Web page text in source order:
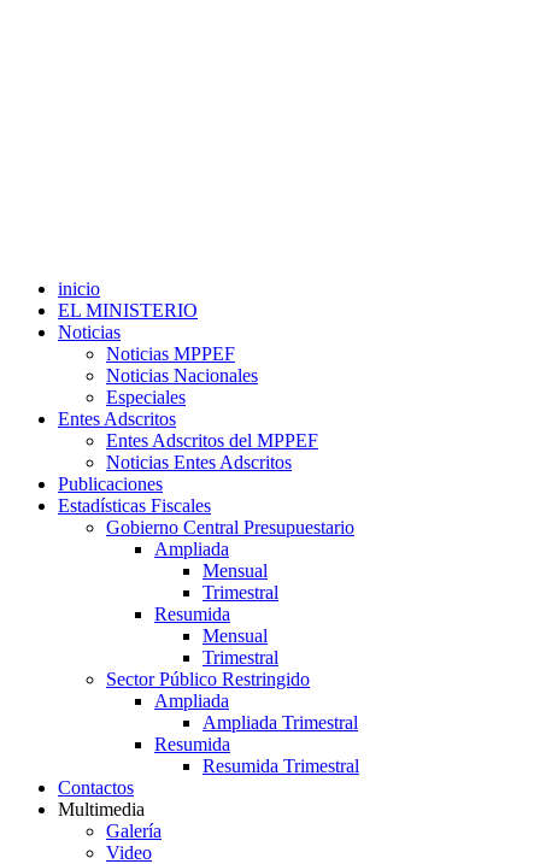
inicio
EL MINISTERIO
Noticias
Noticias MPPEF
Noticias Nacionales
Especiales
Entes Adscritos
Entes Adscritos del MPPEF
Noticias Entes Adscritos
Publicaciones
Estadísticas Fiscales
Gobierno Central Presupuestario
Ampliada
Mensual
Trimestral
Resumida
Mensual
Trimestral
Sector Público Restringido
Ampliada
Ampliada Trimestral
Resumida
Resumida Trimestral
Contactos
Multimedia
Galería
Video